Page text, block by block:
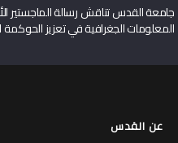
جامعة القدس تناقش رسالة الماجستير
المعلومات الجغرافية في تعزيز الحوكمة
عن القدس